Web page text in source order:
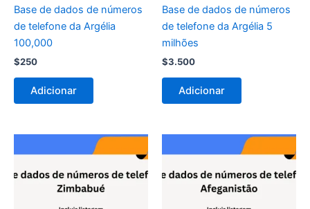
Base de dados de números
de telefone da Argélia
100,000
$250
Adicionar
Base de dados de números
de telefone da Argélia 5
milhões
$3.500
Adicionar